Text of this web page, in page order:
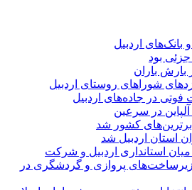
بانک‌های اردبیل
بود
بارش باران
در سرعین
برترین‌های کشور شد
استان اردبیل شد
استانداری اردبیل و شرکت
زیرساخت‌های پروازی و گردشگری در